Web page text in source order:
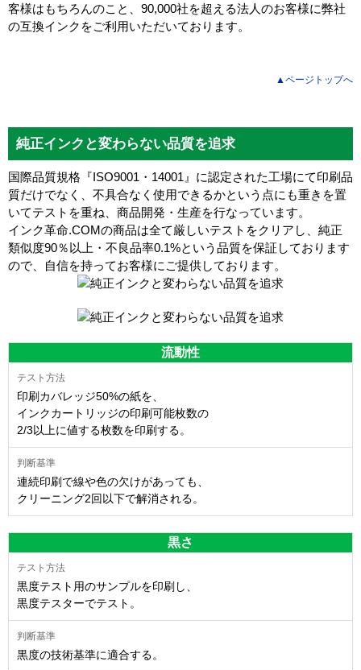
客様はもちろんのこと、90,000社を超える法人のお客様に弊社
の互換インクをご利用いただいております。
▲ページトップへ
純正インクと変わらない品質を追求
国際品質規格『ISO9001・14001』に認定された工場にて印刷品
質だけでなく、不具合なく使用できるかという点にも重きを置
いてテストを重ね、商品開発・生産を行なっています。
インク革命.COMの商品は全て厳しいテストをクリアし、 純正
類似度90％以上・不良品率0.1%という品質を保証しております
ので、自信を持ってお客様にご提供しております。
流動性
印刷カバレッジ50%の紙を、
インクカートリッジの印刷可能枚数の
2/3以上に値する枚数を印刷する。
連続印刷で線や色の欠けがあっても、
クリーニング2回以下で解消される。
黒さ
黒度テスト用のサンプルを印刷し、
黒度テスターでテスト。
黒度の技術基準に適合する。